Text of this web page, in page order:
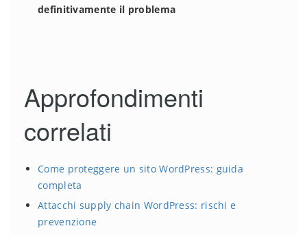
definitivamente il problema
Approfondimenti
correlati
Come proteggere un sito WordPress: guida
completa
Attacchi supply chain WordPress: rischi e
prevenzione